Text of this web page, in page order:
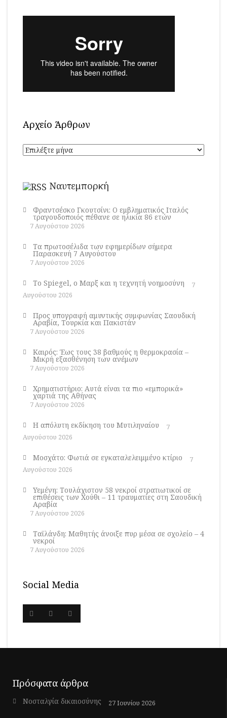
Αρχείο Άρθρων
Αρχείο
Άρθρων
Ναυτεμπορκή
Φραντσέσκο Γκουτσίνι: Ο εμβληματικός Ιταλός
τραγουδοποιός πέθανε σε ηλικία 86 ετών
7 Αυγούστου 2026
Τα πρωτοσέλιδα των εφημερίδων σήμερα
Παρασκευή 7 Αυγούστου
7 Αυγούστου 2026
Το Spiegel, ο Μαρξ και η τεχνητή νοημοσύνη
7
Αυγούστου 2026
Προς υπογραφή αμυντικής συμφωνίας Σαουδική
Αραβία, Τουρκία και Πακιστάν
7 Αυγούστου 2026
Καιρός: Έως τους 38 βαθμούς η θερμοκρασία –
Μικρή εξασθένηση των ανέμων
7 Αυγούστου 2026
Χρηματιστήριο: Αυτά είναι τα πιο «εμπορικά»
χαρτιά της Αθήνας
7 Αυγούστου 2026
Η απόλυτη εκδίκηση του Μυτιληναίου
7
Αυγούστου 2026
Μοσχάτο: Φωτιά σε εγκαταλελειμμένο κτίριο
7
Αυγούστου 2026
Υεμένη: Τουλάχιστον 58 νεκροί στρατιωτικοί σε
επιθέσεις των Χούθι – 11 τραυματίες στη Σαουδική
Αραβία
7 Αυγούστου 2026
Ταϊλάνδη: Μαθητής άνοιξε πυρ μέσα σε σχολείο – 4
νεκροί
7 Αυγούστου 2026
Social Media
Πρόσφατα άρθρα
Νοσταλγία δικαιοσύνης 27 Ιουνίου 2026